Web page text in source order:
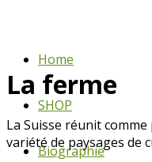
Home
SHOP
Biographie
La ferme
La Suisse réunit
variété de paysages de